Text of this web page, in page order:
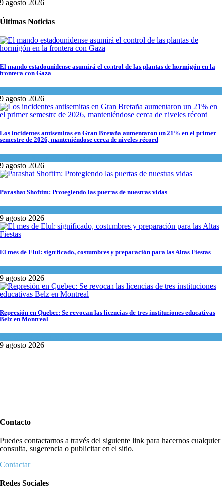
9 agosto 2026
Últimas Noticias
El mando estadounidense asumirá el control de las plantas de hormigón en la
frontera con Gaza
9 agosto 2026
Los incidentes antisemitas en Gran Bretaña aumentaron un 21% en el primer
semestre de 2026, manteniéndose cerca de niveles récord
9 agosto 2026
Parashat Shoftim: Protegiendo las puertas de nuestras vidas
9 agosto 2026
El mes de Elul: significado, costumbres y preparación para las Altas Fiestas
9 agosto 2026
Represión en Quebec: Se revocan las licencias de tres instituciones educativas
Belz en Montreal
9 agosto 2026
Contacto
Puedes contactarnos a través del siguiente link para hacernos cualquier
consulta, sugerencia o publicitar en el sitio.
Contactar
Redes Sociales